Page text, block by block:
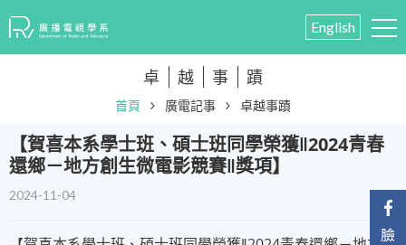
English
卓 越 事 蹟
首頁 廣電記事 卓越事蹟
​【賀喜本系學士班、碩士班同學榮獲‖2024青春
還鄉－地方創生微電影競賽‖獎項】
2024-11-04